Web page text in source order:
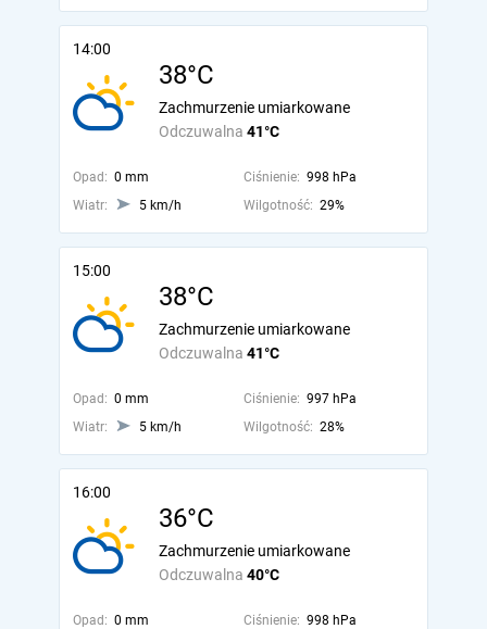
14:00
38°C
Odczuwalna 41°C
Zachmurzenie umiarkowane
Opad: 0 mm Ciśnienie: 998 hPa
Wiatr:
5 km/h Wilgotność: 29%
15:00
38°C
Odczuwalna 41°C
Zachmurzenie umiarkowane
Opad: 0 mm Ciśnienie: 997 hPa
Wiatr:
5 km/h Wilgotność: 28%
16:00
36°C
Odczuwalna 40°C
Zachmurzenie umiarkowane
Opad: 0 mm Ciśnienie: 998 hPa